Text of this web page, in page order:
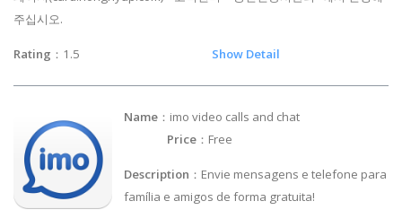
주십시오.
Rating ：1.5 Show Detail
Name ：imo video calls and chat
Price ：Free
Description ：Envie mensagens e telefone para
família e amigos de forma gratuita!